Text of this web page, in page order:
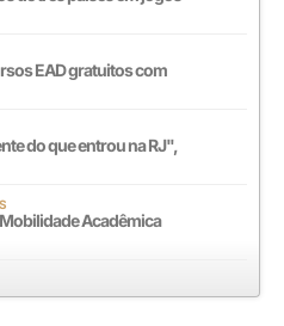
EAD gratuitos com
do que entrou na RJ",
Acadêmica